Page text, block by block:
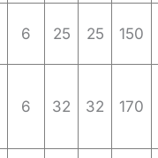
6 25 25 150
6 32 32 170